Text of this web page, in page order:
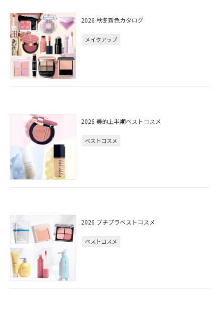
2026 秋冬新色カタログ
メイクアップ
2026 美的上半期ベストコスメ
ベストコスメ
2026 プチプラベストコスメ
ベストコスメ